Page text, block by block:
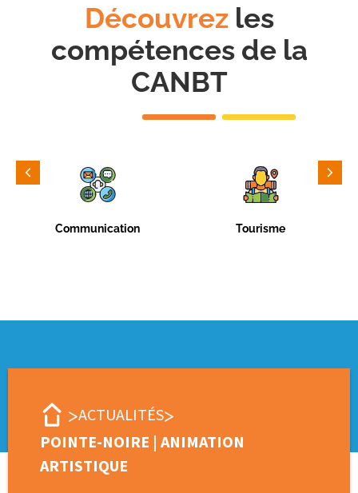
Découvrezles
compétences de la
CANBT
Communication Tourisme
ACTUALITÉS
POINTE-NOIRE | ANIMATION
ARTISTIQUE